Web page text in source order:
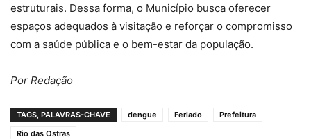
estruturais. Dessa forma, o Município busca oferecer
espaços adequados à visitação e reforçar o compromisso
com a saúde pública e o bem-estar da população.
Por Redação
TAGS, PALAVRAS-CHAVE dengue Feriado
Prefeitura
Rio das Ostras